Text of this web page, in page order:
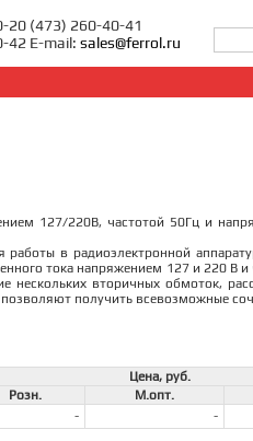
20 (473) 260-40-41
42 E-mail: sales@ferrol.ru
127/220В, частотой 50Гц и
в радиоэлектронной
тока напряжением 127 и 220 В
вторичных обмоток,
получить всевозможные
Цена, руб.
Розн. М.опт.
- -